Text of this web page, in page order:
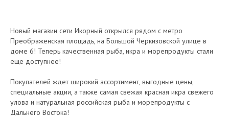
Новый магазин сети Икорный открылся рядом с метро
Преображенская площадь, на Большой Черкизовской улице в
доме 6! Теперь качественная рыба, икра и морепродукты стали
еще доступнее!
Покупателей ждет широкий ассортимент, выгодные цены,
специальные акции, а также самая свежая красная икра свежего
улова и натуральная российская рыба и морепродукты с
Дальнего Востока!